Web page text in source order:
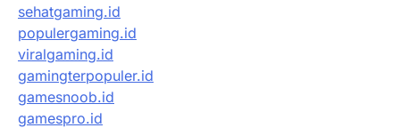
sehatgaming.id
populergaming.id
viralgaming.id
gamingterpopuler.id
gamesnoob.id
gamespro.id